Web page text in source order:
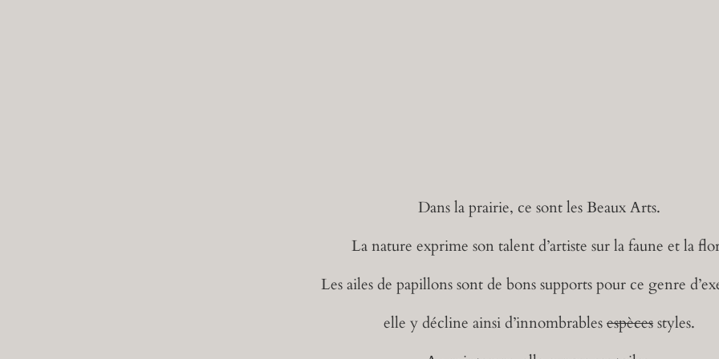
Dans la prairie, ce sont les Beaux Arts.
La nature exprime son talent d’artiste sur la faune et la
Les ailes de papillons sont de bons supports pour ce genre
elle y décline ainsi d’innombrablesespècesstyles.